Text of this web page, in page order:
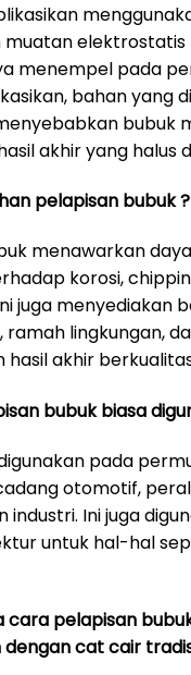
muatan elektrostatis
menempel pada
bahan yang
bubuk
akhir yang halus
pelapisan bubuk ?
menawarkan
korosi,
juga menyediakan
ramah lingkungan,
hasil akhir
bubuk biasa
pada
otomotif,
industri. Ini juga
untuk hal-hal
cara pelapisan
cat cair